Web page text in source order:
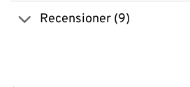
Recensioner (9)